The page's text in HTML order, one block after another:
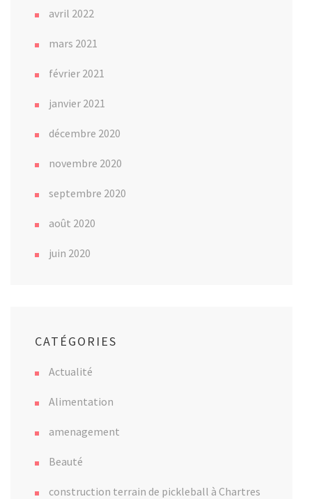
avril 2022
mars 2021
février 2021
janvier 2021
décembre 2020
novembre 2020
septembre 2020
août 2020
juin 2020
CATÉGORIES
Actualité
Alimentation
amenagement
Beauté
construction terrain de pickleball à Chartres